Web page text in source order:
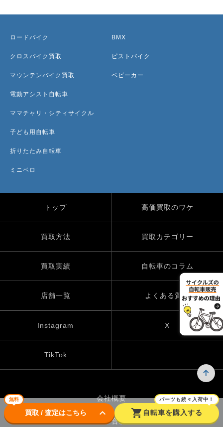
無料
買取 / 査定はこちら keyboard_arrow_down shopping_cart
パーツも続々入荷中！
自転車を購入する
ロードバイク
クロスバイク買取
マウンテンバイク買取
電動アシスト自転車
ママチャリ・シティサイクル
子ども用自転車
折りたたみ自転車
ミニベロ
BMX
ピストバイク
ベビーカー
トップ 高価買取のワケ
買取方法 買取カテゴリー
買取実績 自転車のコラム
店舗一覧 よくある質問
Instagram X
TikTok
会社概要
お問い合わせ